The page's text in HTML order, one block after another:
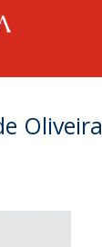
Oliveira